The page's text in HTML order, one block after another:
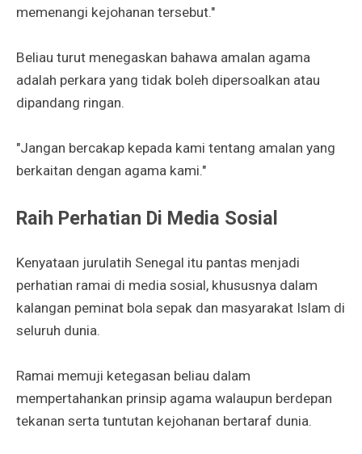
memenangi kejohanan tersebut."
Beliau turut menegaskan bahawa amalan agama
adalah perkara yang tidak boleh dipersoalkan atau
dipandang ringan.
"Jangan bercakap kepada kami tentang amalan yang
berkaitan dengan agama kami."
Raih Perhatian Di Media Sosial
Kenyataan jurulatih Senegal itu pantas menjadi
perhatian ramai di media sosial, khususnya dalam
kalangan peminat bola sepak dan masyarakat Islam di
seluruh dunia.
Ramai memuji ketegasan beliau dalam
mempertahankan prinsip agama walaupun berdepan
tekanan serta tuntutan kejohanan bertaraf dunia.